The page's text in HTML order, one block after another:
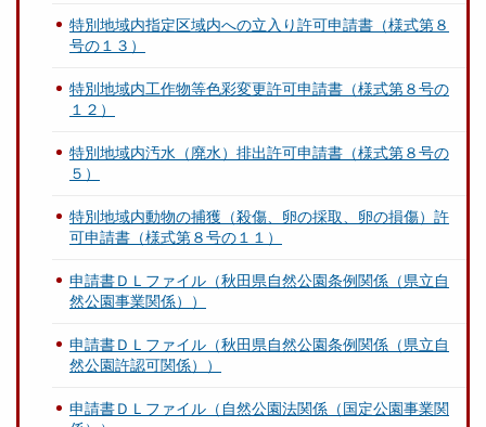
特別地域内指定区域内への立入り許可申請書（様式第８
号の１３）
特別地域内工作物等色彩変更許可申請書（様式第８号の
１２）
特別地域内汚水（廃水）排出許可申請書（様式第８号の
５）
特別地域内動物の捕獲（殺傷、卵の採取、卵の損傷）許
可申請書（様式第８号の１１）
申請書ＤＬファイル（秋田県自然公園条例関係（県立自
然公園事業関係））
申請書ＤＬファイル（秋田県自然公園条例関係（県立自
然公園許認可関係））
申請書ＤＬファイル（自然公園法関係（国定公園事業関